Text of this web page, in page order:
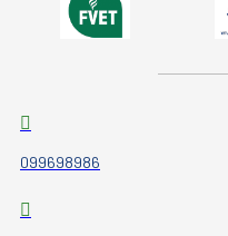
099698986